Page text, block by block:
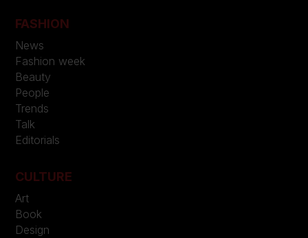
FASHION
News
Fashion week
Beauty
People
Trends
Talk
Editorials
CULTURE
Art
Book
Design